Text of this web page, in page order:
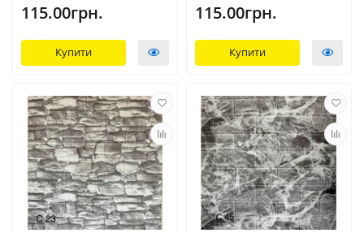
115.00грн.
Купити
115.00грн.
Купити